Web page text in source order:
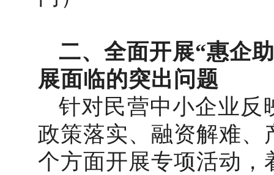
二、全面开展“惠企
展面临的突出问题
针对民营中小企业反
政策落实、融资解难
个方面开展专项活动